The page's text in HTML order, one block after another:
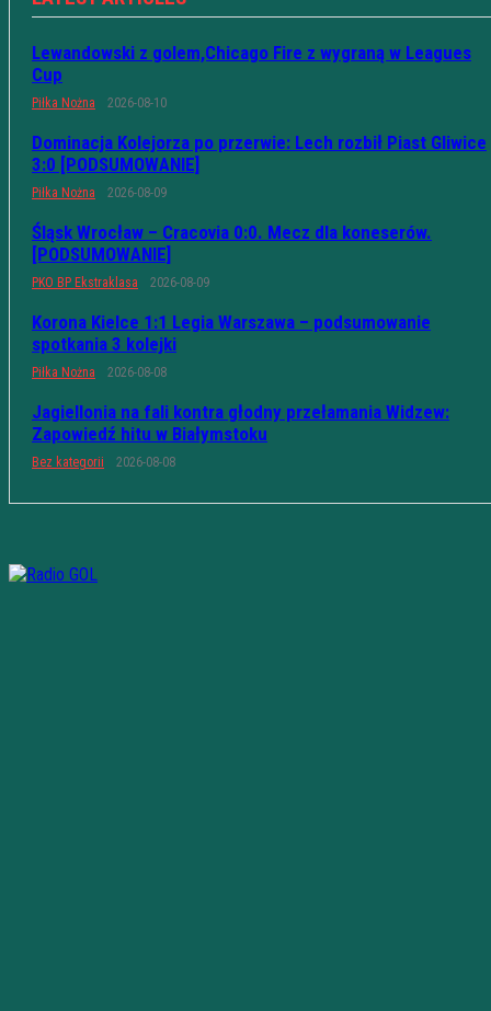
Lewandowski z golem,Chicago Fire z wygraną w Leagues
Cup
Piłka Nożna 2026-08-10
Dominacja Kolejorza po przerwie: Lech rozbił Piast Gliwice
3:0 [PODSUMOWANIE]
Piłka Nożna 2026-08-09
Śląsk Wrocław – Cracovia 0:0. Mecz dla koneserów.
[PODSUMOWANIE]
PKO BP Ekstraklasa 2026-08-09
Korona Kielce 1:1 Legia Warszawa – podsumowanie
spotkania 3 kolejki
Piłka Nożna 2026-08-08
Jagiellonia na fali kontra głodny przełamania Widzew:
Zapowiedź hitu w Białymstoku
Bez kategorii 2026-08-08